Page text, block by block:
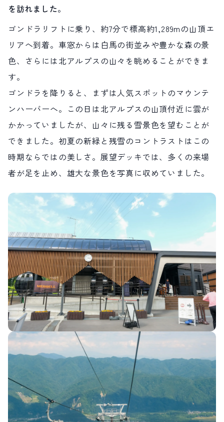
お問い合わせ LINEで友だちになる
白馬村観光局インフォメーション
399-9301 長野県北安曇郡白馬村北城5497
Snow Peak LAND STATION HAKUBA内
営業時間：9:00～17:00
定休日：無休
TEL.0261-85-4210 / FAX.0261-85-4240
ふるさと納税
サイト内検索
検索する
白馬村までのアクセス
白馬村内の交通情報
プライバシーポリシー
利用規約
を訪れました。
ゴンドラリフトに乗り、約7分で標高約1,289mの山頂エ
リアへ到着。車窓からは白馬の街並みや豊かな森の景
色、さらには北アルプスの山々を眺めることができま
す。
ゴンドラを降りると、まずは人気スポットのマウンテ
ンハーバーへ。この日は北アルプスの山頂付近に雲が
かかっていましたが、山々に残る雪景色を望むことが
できました。初夏の新緑と残雪のコントラストはこの
時期ならではの美しさ。展望デッキでは、多くの来場
者が足を止め、雄大な景色を写真に収めていました。